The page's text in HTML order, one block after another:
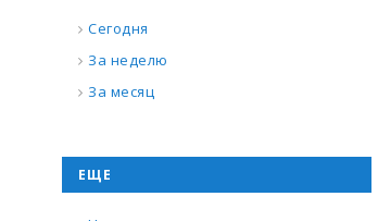
Сегодня
За неделю
За месяц
ЕЩЕ